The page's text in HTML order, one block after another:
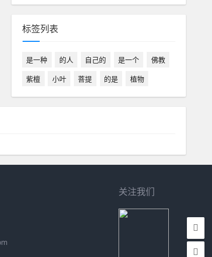
标签列表
是一种 的人 自己的 是一个
佛教
紫檀
小叶 菩提 的是 植物
关注我们